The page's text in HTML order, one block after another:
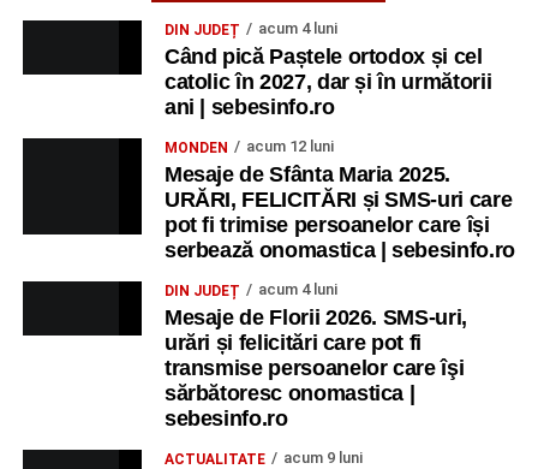
DIN JUDEȚ acum 4 luni
Când pică Paștele ortodox și cel
catolic în 2027, dar și în următorii
ani | sebesinfo.ro
MONDEN acum 12 luni
Mesaje de Sfânta Maria 2025.
URĂRI, FELICITĂRI și SMS-uri care
pot fi trimise persoanelor care își
serbează onomastica | sebesinfo.ro
DIN JUDEȚ acum 4 luni
Mesaje de Florii 2026. SMS-uri,
urări și felicitări care pot fi
transmise persoanelor care îşi
sărbătoresc onomastica |
sebesinfo.ro
ACTUALITATE acum 9 luni